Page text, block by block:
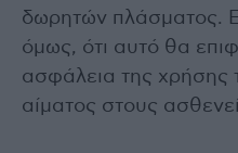
δωρητών πλάσματος.
όμως, ότι αυτό θα
ασφάλεια της
αίματος στους